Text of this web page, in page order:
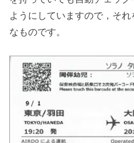
ようにしていますので，そ
なものです。